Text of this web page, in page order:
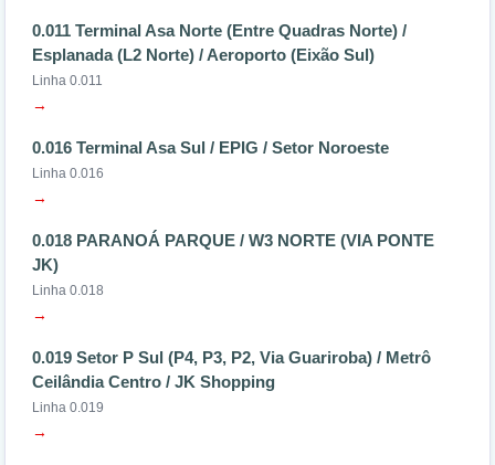
0.011 Terminal Asa Norte (Entre Quadras Norte) /
Esplanada (L2 Norte) / Aeroporto (Eixão Sul)
Linha 0.011
→
0.016 Terminal Asa Sul / EPIG / Setor Noroeste
Linha 0.016
→
0.018 PARANOÁ PARQUE / W3 NORTE (VIA PONTE
JK)
Linha 0.018
→
0.019 Setor P Sul (P4, P3, P2, Via Guariroba) / Metrô
Ceilândia Centro / JK Shopping
Linha 0.019
→